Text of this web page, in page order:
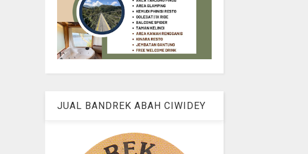
JUAL BANDREK ABAH CIWIDEY